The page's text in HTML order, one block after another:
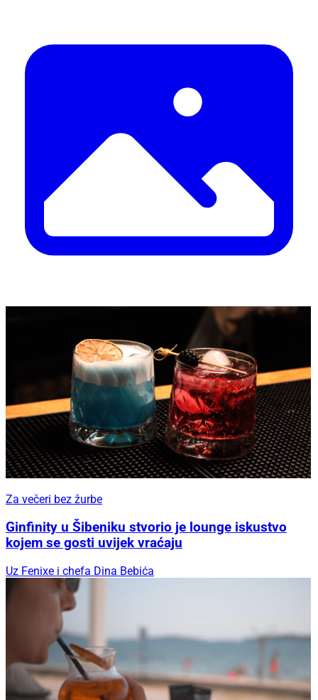
Za večeri bez žurbe
Ginfinity u Šibeniku stvorio je lounge iskustvo
kojem se gosti uvijek vraćaju
Uz Fenixe i chefa Dina Bebića